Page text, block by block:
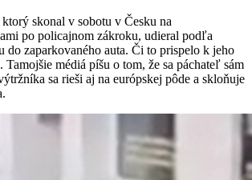
skonal v sobotu v Česku na
po policajnom zákroku, udieral podľa
do zaparkovaného auta. Či to prispelo k jeho
Tamojšie médiá píšu o tom, že sa páchateľ sám
sa rieši aj na európskej pôde a skloňuje